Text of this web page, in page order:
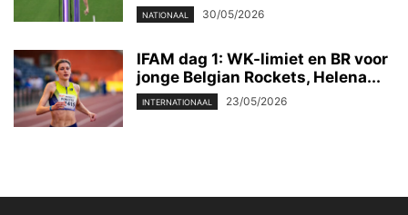
NATIONAAL 30/05/2026
IFAM dag 1: WK-limiet en BR voor
jonge Belgian Rockets, Helena...
INTERNATIONAAL 23/05/2026